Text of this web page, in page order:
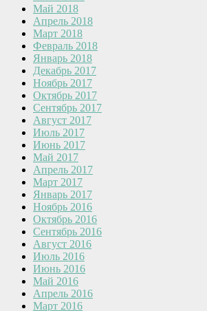
Май 2018
Апрель 2018
Март 2018
Февраль 2018
Январь 2018
Декабрь 2017
Ноябрь 2017
Октябрь 2017
Сентябрь 2017
Август 2017
Июль 2017
Июнь 2017
Май 2017
Апрель 2017
Март 2017
Январь 2017
Ноябрь 2016
Октябрь 2016
Сентябрь 2016
Август 2016
Июль 2016
Июнь 2016
Май 2016
Апрель 2016
Март 2016